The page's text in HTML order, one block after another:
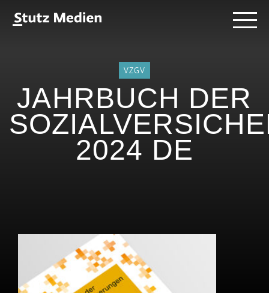
zumStutz
Menü
VZGV
JAHRBUCH DER
2024 DE